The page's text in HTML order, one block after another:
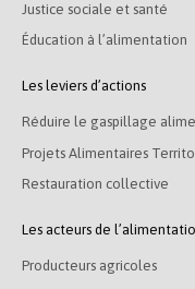
Justice sociale et santé
Éducation à l’alimentation
Les leviers d’actions
Réduire le gaspillage
Projets Alimentaires
Restauration collective
Les acteurs de
Producteurs agricoles